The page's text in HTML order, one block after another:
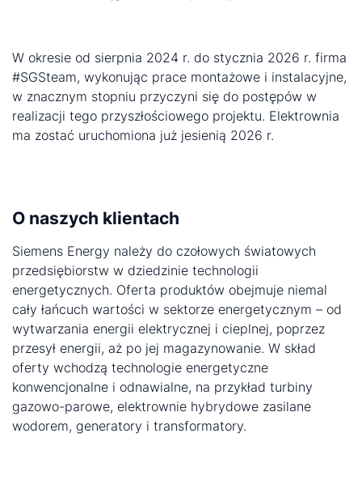
W okresie od sierpnia 2024 r. do stycznia 2026 r. firma
#SGSteam, wykonując prace montażowe i instalacyjne,
w znacznym stopniu przyczyni się do postępów w
realizacji tego przyszłościowego projektu. Elektrownia
ma zostać uruchomiona już jesienią 2026 r.
O naszych klientach
Siemens Energy należy do czołowych światowych
przedsiębiorstw w dziedzinie technologii
energetycznych. Oferta produktów obejmuje niemal
cały łańcuch wartości w sektorze energetycznym – od
wytwarzania energii elektrycznej i cieplnej, poprzez
przesył energii, aż po jej magazynowanie. W skład
oferty wchodzą technologie energetyczne
konwencjonalne i odnawialne, na przykład turbiny
gazowo-parowe, elektrownie hybrydowe zasilane
wodorem, generatory i transformatory.